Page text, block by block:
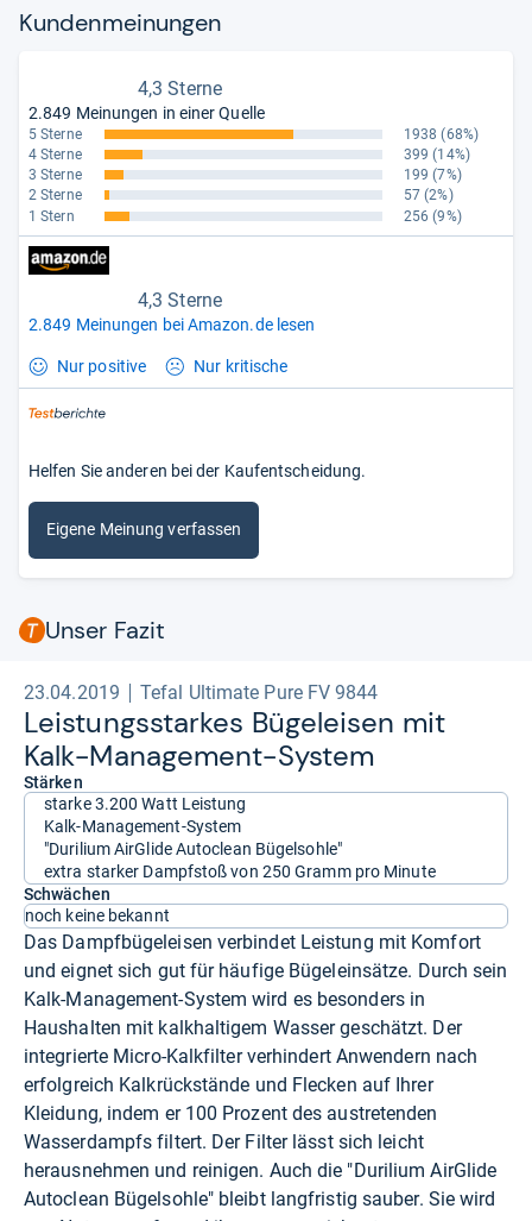
Kun­den­mei­nun­gen
4,3 Sterne
2.849 Meinungen in einer Quelle
5 Sterne 1938 (68%)
4 Sterne
399 (14%)
3 Sterne
199 (7%)
2 Sterne
57 (2%)
1 Stern
256 (9%)
4,3 Sterne
2.849 Meinungen bei Amazon.de lesen
Nur positive Nur kritische
Helfen Sie anderen bei der Kaufentscheidung.
Eigene Meinung verfassen
Unser Fazit
23.04.2019 Tefal Ultimate Pure FV 9844
Leis­tungs­star­kes Bügel­ei­sen mit
Kalk-​Mana­ge­ment-​Sys­tem
Stärken
starke 3.200 Watt Leistung
Kalk-Management-System
"Durilium AirGlide Autoclean Bügelsohle"
extra starker Dampfstoß von 250 Gramm pro Minute
Schwächen
noch keine bekannt
Das Dampfbügeleisen verbindet Leistung mit Komfort
und eignet sich gut für häufige Bügeleinsätze. Durch sein
Kalk-Management-System wird es besonders in
Haushalten mit kalkhaltigem Wasser geschätzt. Der
integrierte Micro-Kalkfilter verhindert Anwendern nach
erfolgreich Kalkrückstände und Flecken auf Ihrer
Kleidung, indem er 100 Prozent des austretenden
Wasserdampfs filtert. Der Filter lässt sich leicht
herausnehmen und reinigen. Auch die "Durilium AirGlide
Autoclean Bügelsohle" bleibt langfristig sauber. Sie wird